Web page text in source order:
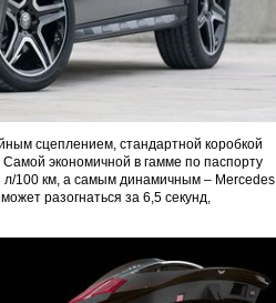
сцеплением, стандартной коробкой
экономичной в гамме по паспорту
л/100 км, а самым динамичным – Mercedes
разогнаться за 6,5 секунд,